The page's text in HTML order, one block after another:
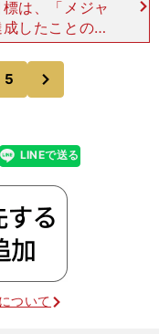
は、「メジャ
したことのな
っている。 年
ーズ（４月５
5
LINEで送る
ついて